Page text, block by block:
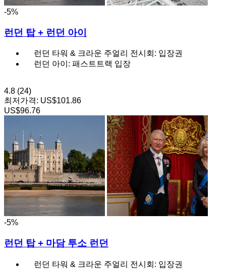
-5%
런던 탑 + 런던 아이
런던 타워 & 크라운 주얼리 전시회: 입장권
런던 아이: 패스트트랙 입장
4.8 (24)
최저가격: US$101.86
US$96.76
-5%
런던 탑 + 마담 투소 런던
런던 타워 & 크라운 주얼리 전시회: 입장권